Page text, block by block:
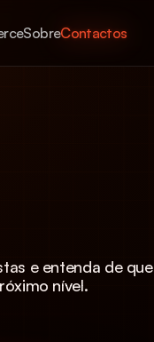
SobreContactos
Contactos
Contactos
e entenda de que
nível.